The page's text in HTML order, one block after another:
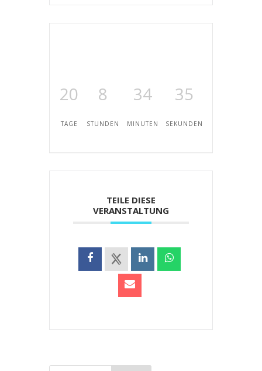
20
TAGE
8
STUNDEN
34
MINUTEN
35
SEKUNDEN
TEILE DIESE
VERANSTALTUNG